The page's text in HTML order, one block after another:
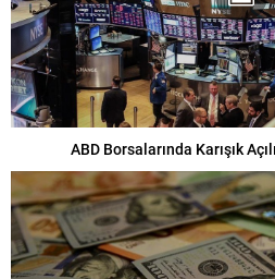
ABD Borsalarında Karışık